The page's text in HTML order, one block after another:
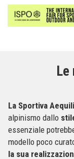
La Sportiva
alpinismo dallo
essenziale
modello poco
la sua